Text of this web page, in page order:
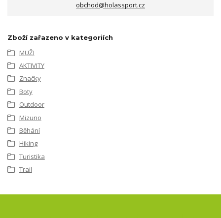
obchod@holassport.cz
Zboží zařazeno v kategoriích
MUŽI
AKTIVITY
Značky
Boty
Outdoor
Mizuno
Běhání
Hiking
Turistika
Trail